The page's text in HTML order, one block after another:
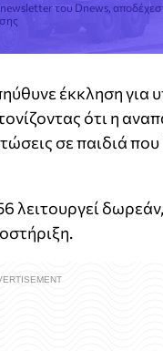
του Dnews,
έκκληση για
ότι η
σε παιδιά
λειτουργεί